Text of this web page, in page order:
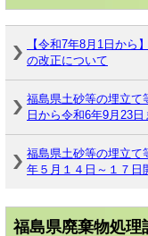
【令和7年8月1日から
の改正について
福島県土砂等の埋立て
日から令和6年9月23日
福島県土砂等の埋立て
年５月１４日～１７日
福島県廃棄物処理